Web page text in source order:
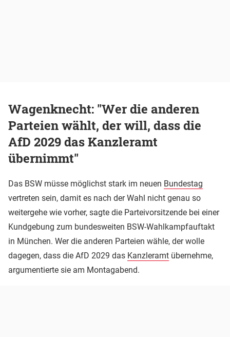
Wagenknecht: "Wer die anderen
Parteien wählt, der will, dass die
AfD 2029 das Kanzleramt
übernimmt"
Das BSW müsse möglichst stark im neuen Bundestag
vertreten sein, damit es nach der Wahl nicht genau so
weitergehe wie vorher, sagte die Parteivorsitzende bei einer
Kundgebung zum bundesweiten BSW-Wahlkampfauftakt
in München. Wer die anderen Parteien wähle, der wolle
dagegen, dass die AfD 2029 das Kanzleramt übernehme,
argumentierte sie am Montagabend.